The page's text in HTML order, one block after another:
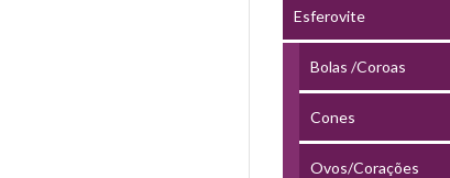
Esferovite
Bolas /Coroas
Cones
Ovos/Corações